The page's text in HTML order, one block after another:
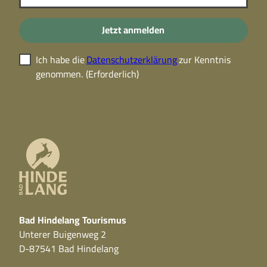
Jetzt anmelden
Ich habe dieDatenschutzerklärungzur Kenntnis
genommen.(Erforderlich)
Bad Hindelang Tourismus
Unterer Buigenweg 2
D-87541 Bad Hindelang